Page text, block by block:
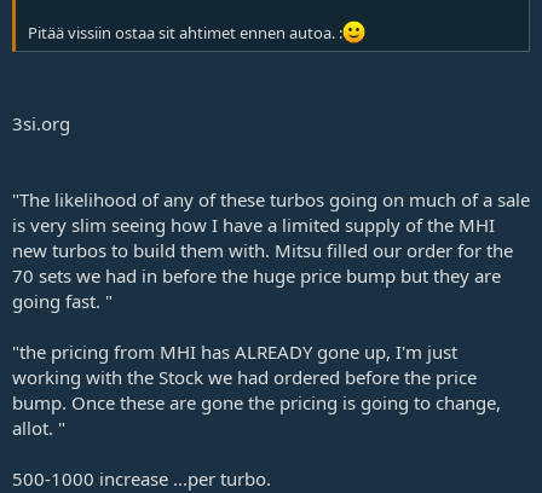
Pitää vissiin ostaa sit ahtimet ennen autoa. :
3si.org
"The likelihood of any of these turbos going on much of a sale
is very slim seeing how I have a limited supply of the MHI
new turbos to build them with. Mitsu filled our order for the
70 sets we had in before the huge price bump but they are
going fast. "
"the pricing from MHI has ALREADY gone up, I'm just
working with the Stock we had ordered before the price
bump. Once these are gone the pricing is going to change,
allot. "
500-1000 increase ...per turbo.